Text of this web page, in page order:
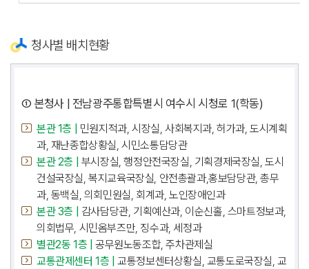
청사별 배치현황
① 본청사 | 전남광주통합특별시 여수시 시청로 1(학동)
본관 1층 |
민원지적과, 시장실, 사회복지과, 허가과, 도시계획
과, 재난종합상황실, 시민소통담당관
본관 2층 |
부시장실, 행정안전국장실, 기획경제국장실, 도시
건설국장실, 복지교육국장실, 안전총괄과,홍보담당관, 총무
과, 동백실, 의회민원실, 회계과, 노인장애인과
본관 3층 |
감사담당관, 기획예산과, 이순신홀, 스마트정보과,
의회법무, 시민옴부즈만, 징수과, 세정과
별관2동 1층 |
공무원노동조합, 주차관제실
교통관제센터 1층 |
교통정보센터상황실, 교통도로국장실, 교